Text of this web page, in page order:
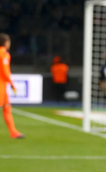
Futsal
Golf
Gymnastika